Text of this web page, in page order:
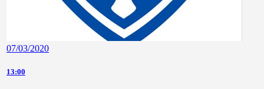
07/03/2020
13:00